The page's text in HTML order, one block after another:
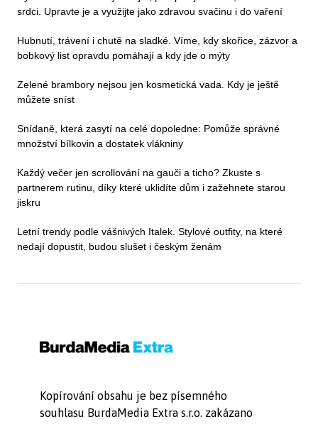
srdci. Upravte je a využijte jako zdravou svačinu i do vaření
Hubnutí, trávení i chutě na sladké. Víme, kdy skořice, zázvor a
bobkový list opravdu pomáhají a kdy jde o mýty
Zelené brambory nejsou jen kosmetická vada. Kdy je ještě
můžete sníst
Snídaně, která zasytí na celé dopoledne: Pomůže správné
množství bílkovin a dostatek vlákniny
Každý večer jen scrollování na gauči a ticho? Zkuste s
partnerem rutinu, díky které uklidíte dům i zažehnete starou
jiskru
Letní trendy podle vášnivých Italek. Stylové outfity, na které
nedají dopustit, budou slušet i českým ženám
Kopírování obsahu je bez písemného
souhlasu BurdaMedia Extra s.r.o. zakázano